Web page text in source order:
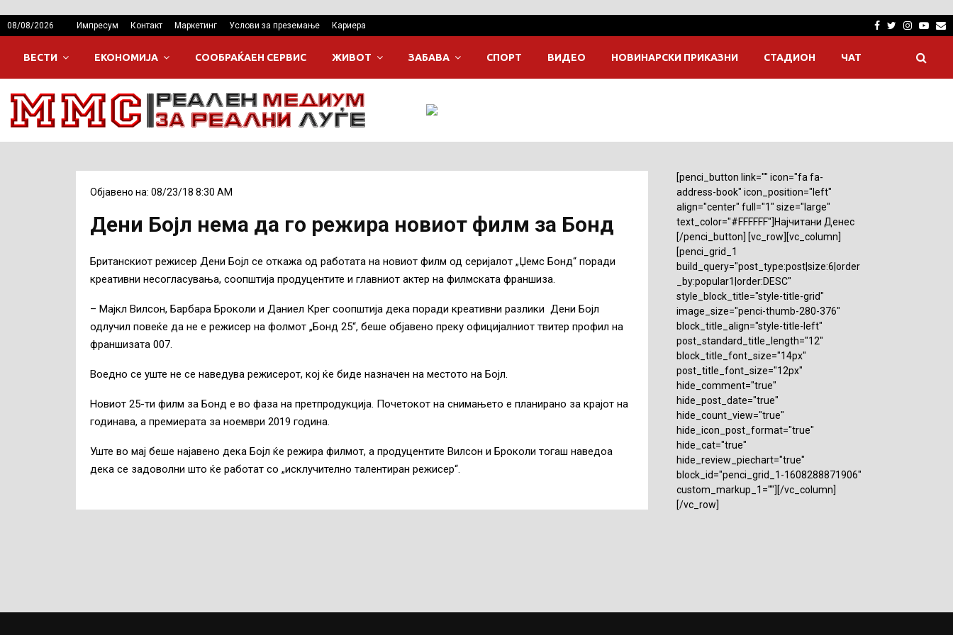
08/08/2026 Импресум Контакт Маркетинг Услови за преземање Кариера Facebook
Twitter
ВЕСТИ ЕКОНОМИЈА СООБРАЌАЕН СЕРВИС ЖИВОТ ЗАБАВА СПОРТ ВИДЕО НОВИНАРСКИ ПРИКАЗНИ СТАДИОН ЧАТ
Објавено на: 08/23/18 8:30 AM
Дени Бојл нема да го режира новиот филм за Бонд
Британскиот режисер Дени Бојл се откажа од работата на новиот филм од серијалот „Џемс Бонд“ поради
креативни несогласувања, соопштија продуцентите и главниот актер на филмската франшиза.
– Мајкл Вилсон, Барбара Броколи и Даниел Крег соопштија дека поради креативни разлики Дени Бојл
одлучил повеќе да не е режисер на фолмот „Бонд 25“, беше објавено преку официјалниот твитер профил на
франшизата 007.
Воедно се уште не се наведува режисерот, кој ќе биде назначен на местото на Бојл.
Новиот 25-ти филм за Бонд е во фаза на претпродукција. Почетокот на снимањето е планирано за крајот на
годинава, а премиерата за ноември 2019 година.
Уште во мај беше најавено дека Бојл ќе режира филмот, а продуцентите Вилсон и Броколи тогаш наведоа
дека се задоволни што ќе работат со „исклучително талентиран режисер“.
[penci_button link="" icon="fa fa-
address-book" icon_position="left"
align="center" full="1" size="large"
text_color="#FFFFFF"]Најчитани Денес
[/penci_button] [vc_row][vc_column]
[penci_grid_1
build_query="post_type:post|size:6|order
_by:popular1|order:DESC"
style_block_title="style-title-grid"
image_size="penci-thumb-280-376"
block_title_align="style-title-left"
post_standard_title_length="12"
block_title_font_size="14px"
post_title_font_size="12px"
hide_comment="true"
hide_post_date="true"
hide_count_view="true"
hide_icon_post_format="true"
hide_cat="true"
hide_review_piechart="true"
block_id="penci_grid_1-1608288871906"
custom_markup_1=""][/vc_column]
[/vc_row]